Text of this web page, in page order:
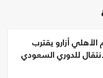
الأهلي أزارو يقترب
للدوري السعودي